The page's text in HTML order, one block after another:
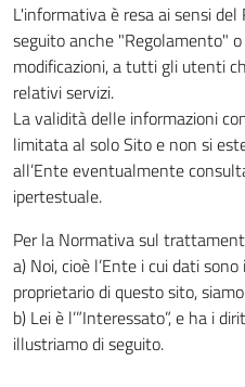
L'informativa è resa ai sensi
seguito anche "Regolamento" o
modificazioni, a tutti gli utenti
relativi servizi.
La validità delle informazioni
limitata al solo Sito e non si
all’Ente eventualmente
ipertestuale.
Per la Normativa sul
a) Noi, cioè l’Ente i cui dati
proprietario di questo sito,
b) Lei è l’”Interessato”, e ha i
illustriamo di seguito.